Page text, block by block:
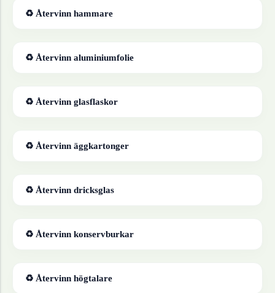
♻ Återvinn hammare
♻ Återvinn aluminiumfolie
♻ Återvinn glasflaskor
♻ Återvinn äggkartonger
♻ Återvinn dricksglas
♻ Återvinn konservburkar
♻ Återvinn högtalare